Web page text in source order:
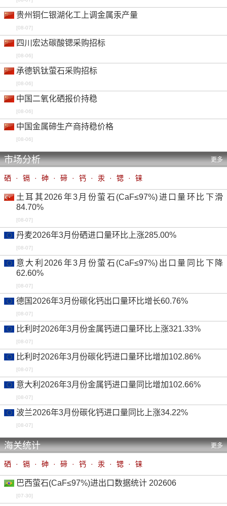
钙粒 电解 98.5%min 中国离岸
-
萤石 97%min 中国交到
金属汞 99.9%min 中国未税出厂
- - 0.00% 7.14% 0.30%
- - 0.00% 6.05%
高铼酸铵 99.99%min 中国出厂
- - 0.00% 0.00% -5.01%
硒粉 99.5%min 鹿特丹仓库 美元/磅
- 0.00%
硒粉 99.9%min 中国交到 元/公斤
硒粉 99.9%min 中国到岸 美元/磅
硒粉 99.9%min 印度交到 卢比/公斤
-
硒粉 99.9%min 俄罗斯离岸
- - 0.00% 0.00%
硒粉 99.9%min 美国交到 美元/磅
- 0.00% 0.00% -0.57%
硒粉 99.95%min 中国交到 元/公斤
二氧化硒 98%min 中国交到 元/公斤
-
金属锶 99%min 中国出厂
-
金属锶 99%min 中国离岸 美元/吨
-0.23%
- - 0.00% 0.00%
金属碲 99.99%min 中国出厂 元/公斤
贵州铜仁银湖化工上调金属汞产量
[08-07]
四川宏达碳酸锶采购招标
[08-06]
承德钒钛萤石采购招标
[08-06]
中国二氧化硒报价持稳
[08-06]
中国金属碲生产商持稳价格
[08-06]
市场分析 更多
硒 · 镉 · 砷 · 碲 · 钙 · 汞 · 锶 · 铼
土耳其2026年3月份萤石(CaF≤97%)进口量环比下滑
84.70%
[08-07]
丹麦2026年3月份硒进口量环比上涨285.00%
[08-07]
意大利2026年3月份萤石(CaF≤97%)出口量同比下降
62.60%
[08-07]
德国2026年3月份碳化钙出口量环比增长60.76%
[08-07]
比利时2026年3月份金属钙进口量环比上涨321.33%
[08-07]
比利时2026年3月份碳化钙进口量环比增加102.86%
[08-07]
意大利2026年3月份金属钙进口量同比增加102.66%
[08-07]
波兰2026年3月份碳化钙进口量同比上涨34.22%
[08-07]
海关统计 更多
硒 · 镉 · 砷 · 碲 · 钙 · 汞 · 锶 · 铼
巴西萤石(CaF≤97%)进出口数据统计 202606
[07-30]